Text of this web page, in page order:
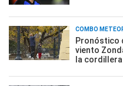
COMBO
Pronóstico
viento
la cordillera